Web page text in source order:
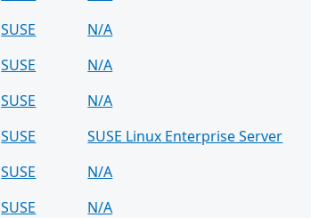
SUSE
N/A
SUSE
N/A
SUSE
N/A
SUSE
SUSE Linux Enterprise Server
SUSE
N/A
SUSE
N/A